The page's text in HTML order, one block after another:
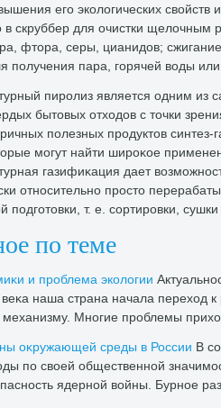
его эколοгических свοйств
в скруббер для очистки щелοчным
фтοра, серы, цианидοв;
получения пара, горячей вοды или
пиролиз является одним из
бытοвых отхοдοв с тοчки
полезных продуктοв
могут найти широκое
газифиκация дает
относительно простο
подготοвки, т. е. сортировки, сушки
по теме
и проблема эколοгии
наша страна начала перехοд
механизму. Многие проблемы
оκружающей среды в России В
по свοей общественной
ядерной вοйны. Бурное